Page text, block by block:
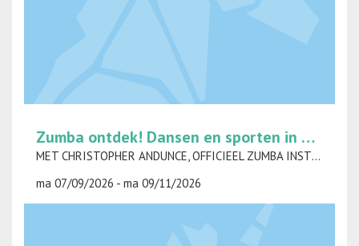
Zumba ontdek! Dansen en sporten in één klap op maandag
MET CHRISTOPHER ANDUNCE, OFFICIEEL ZUMBA INSTRUCTEUR
ma 07/09/2026 - ma 09/11/2026